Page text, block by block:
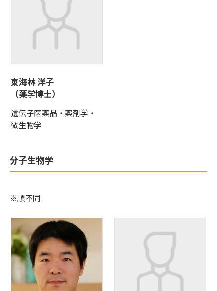
東海林 洋子
（薬学博士）
遺伝子医薬品・薬剤学・
微生物学
分子生物学
※順不同